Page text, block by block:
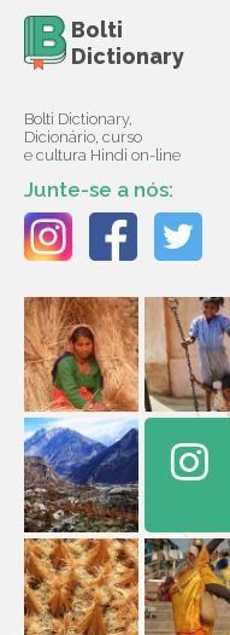
Bolti
Dictionary
Bolti Dictionary,
Dicionário, curso
e cultura Hindi on-line
Junte-se a nós: